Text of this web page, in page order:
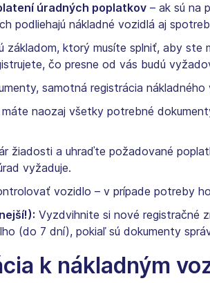
úradných poplatkov – ak sú na
podliehajú nákladné vozidlá aj
základom, ktorý musíte splniť, aby
čo presne od vás budú
samotná registrácia
naozaj všetky potrebné
žiadosti a uhraďte požadované
vyžaduje.
vozidlo – v prípade potreby
Vyzdvihnite si nové registračné
(do 7 dní), pokiaľ sú dokumenty
k nákladným